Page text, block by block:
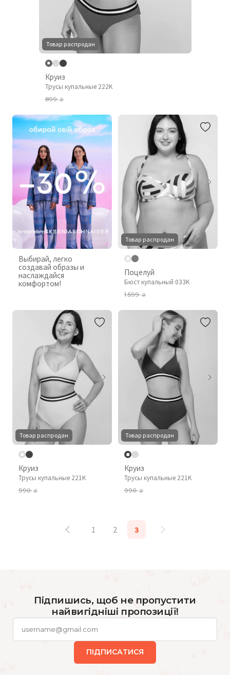
Товар распродан
Круиз
Трусы купальные 222K
899₴
Выбирай, легко
создавай образы и
наслаждайся
комфортом!
Товар распродан
Поцелуй
Бюст купальный 033K
1 599₴
Товар распродан
Круиз
Трусы купальные 221K
990₴
Товар распродан
Круиз
Трусы купальные 221K
990₴
1 2 3
Підпишись, щоб не пропустити
найвигідніші пропозиції!
ПІДПИСАТИСЯ